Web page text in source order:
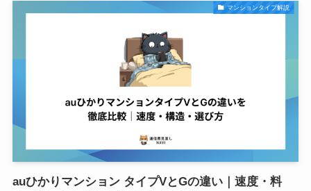
マンションタイプ解説
auひかりマンション タイプVとGの違い｜速度・料